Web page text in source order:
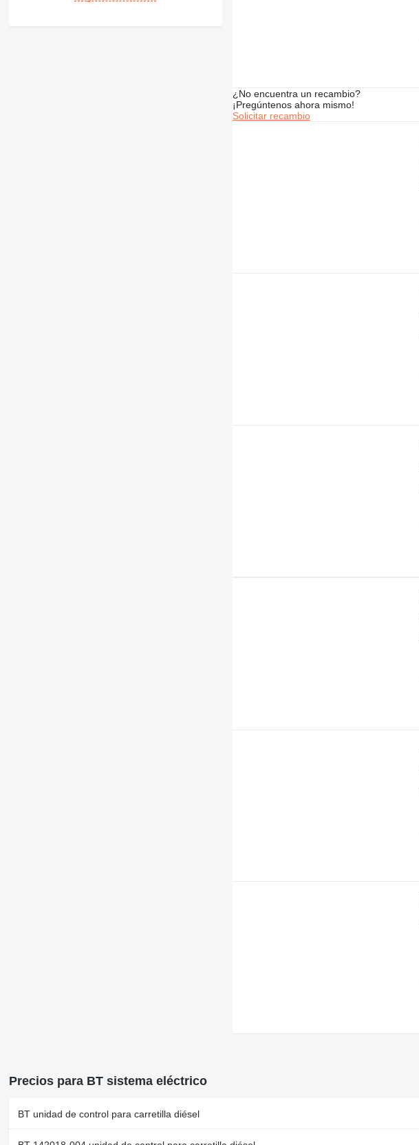
¿No encuentra un recambio?
¡Pregúntenos ahora mismo!
Solicitar recambio
Precios para BT sistema eléctrico
BT unidad de control para carretilla diésel